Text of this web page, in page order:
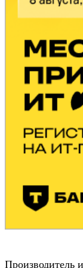
Производитель